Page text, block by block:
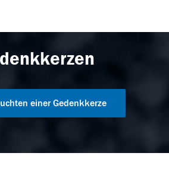
einer Gedenkkerze